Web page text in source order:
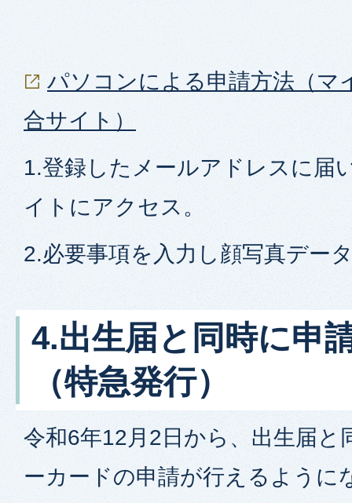
パソコンによる申請方法（マ
合サイト）
1.登録したメールアドレスに届
イトにアクセス。
2.必要事項を入力し顔写真デー
4.出生届と同時に申
（特急発行）
令和6年12月2日から、出生届と
ーカードの申請が行えるように